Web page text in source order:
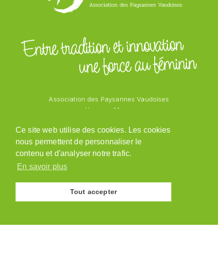
Ce site web utilise des cookies. Les cookies
nous permettent de personnaliser le
contenu et d'analyser notre trafic.
En savoir plus
Tout accepter
Association des Paysannes Vaudoises
Vanessa Mayor
1543 Grandcour
079 218 48 69
admin@paysannesvaudoises.ch
© Association des Paysannes Vaudoises · 2026